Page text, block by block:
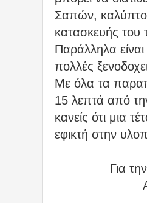
Σαπών,
κατασκευής του
Παράλληλα
πολλές
Με όλα τα
15 λεπτά από
κανείς ότι μια
εφικτή στην
Για